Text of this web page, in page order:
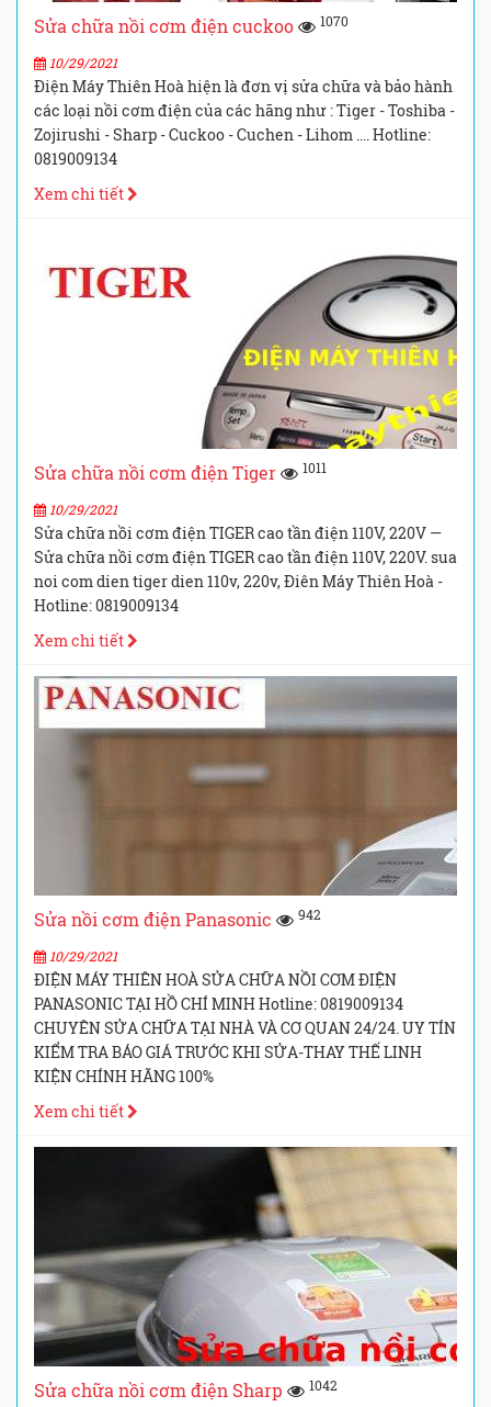
Sửa chữa nồi cơm điện cuckoo 1070
10/29/2021
Điện Máy Thiên Hoà hiện là đơn vị sửa chữa và bảo hành
các loại nồi cơm điện của các hãng như : Tiger - Toshiba -
Zojirushi - Sharp - Cuckoo - Cuchen - Lihom .... Hotline:
0819009134
Xem chi tiết
Sửa chữa nồi cơm điện Tiger 1011
10/29/2021
Sửa chữa nồi cơm điện TIGER cao tần điện 110V, 220V —
Sửa chữa nồi cơm điện TIGER cao tần điện 110V, 220V. sua
noi com dien tiger dien 110v, 220v, Điên Máy Thiên Hoà -
Hotline: 0819009134
Xem chi tiết
Sửa nồi cơm điện Panasonic 942
10/29/2021
ĐIỆN MÁY THIÊN HOÀ SỬA CHỮA NỒI CƠM ĐIỆN
PANASONIC TẠI HỒ CHÍ MINH Hotline: 0819009134
CHUYÊN SỬA CHỮA TẠI NHÀ VÀ CƠ QUAN 24/24. UY TÍN
KIỂM TRA BÁO GIÁ TRƯỚC KHI SỬA-THAY THẾ LINH
KIỆN CHÍNH HÃNG 100%
Xem chi tiết
Sửa chữa nồi cơm điện Sharp 1042